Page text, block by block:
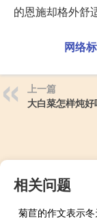
的恩施却格外舒
网络
上一篇
大白菜怎样炖好
相关问题
菊苣的作文表示